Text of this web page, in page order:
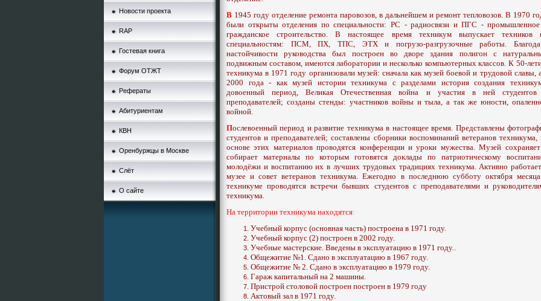
Новости проекта
RAP
Гостевая книга
Форум ОТЖТ
Рефераты
Абитуриентам
КВН
Оренбуржцы в Москве
Слёт
О сайте
В 1945 году отделение ремонта паровозов, в дальнейшем и ремонт тепловозов. В 1970
были открыты отделения по специальности: РС - радиосвязи и ПГС -
гражданское строительство. В настоящее время техникум выпускает техников
специальностям: ПСМ, ПХ, ТПС, ЭТХ и погрузо-разгрузочные работы.
настойчивости руководства был построен во дворе здания полигон с
подвижным составом, имеются лаборатории и несколько компьютерных классов. К 50-
техникума в 1971 году организовали музей: сначала как музей боевой и трудовой славы,
2000 года - как музей истории техникума с разделами история создания
довоенный период, Великая Отечественная война и участия в ней
преподавателей; созданы стенды: участников войны и тыла, а так же юности,
войной.
Послевоенный период и развитие техникума в настоящее время. Представлены
студентов и преподавателей; составлены сборники воспоминаний ветеранов техникума,
основе этих материалов проводятся конференции и уроки мужества. Музей
собирает материалы по которым готовятся доклады по патриотическому
молодёжи и воспитанию их в лучших трудовых традициях техникума. Активно
музее и совет ветеранов техникума. Ежегодно в последнюю субботу октября
техникуме проводятся встречи бывших студентов с преподавателями и
техникума.
На территории техникума находятся:
Учебный корпус (основная часть) построена в 1971 году.
Учебный корпус (2) построен в 2002 году.
Учебные мастерские. Введены в эксплуатацию в 1971 году..
Общежитие №1. Сдано в эксплуатацию в 1967 году.
Общежитие № 2. Сдано в эксплуатацию в 1979 году.
Гараж капитальный на 2 машины.
Пристрой столовой построен построен в 1979 году
Актовый зал в 1971 году.